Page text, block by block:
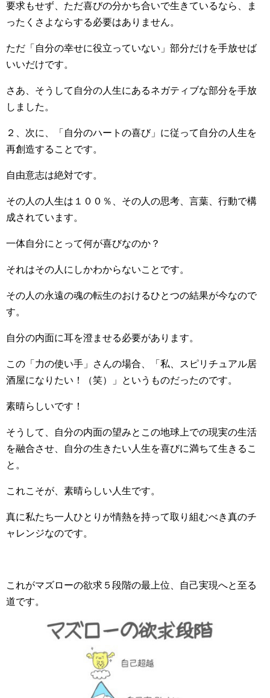
要求もせず、ただ喜びの分かち合いで生きているなら、ま
ったくさよならする必要はありません。
ただ「自分の幸せに役立っていない」部分だけを手放せば
いいだけです。
さあ、そうして自分の人生にあるネガティブな部分を手放
しました。
２、次に、「自分のハートの喜び」に従って自分の人生を
再創造することです。
自由意志は絶対です。
その人の人生は１００％、その人の思考、言葉、行動で構
成されています。
一体自分にとって何が喜びなのか？
それはその人にしかわからないことです。
その人の永遠の魂の転生のおけるひとつの結果が今なので
す。
自分の内面に耳を澄ませる必要があります。
この「力の使い手」さんの場合、「私、スピリチュアル居
酒屋になりたい！（笑）」というものだったのです。
素晴らしいです！
そうして、自分の内面の望みとこの地球上での現実の生活
を融合させ、自分の生きたい人生を喜びに満ちて生きるこ
と。
これこそが、素晴らしい人生です。
真に私たち一人ひとりが情熱を持って取り組むべき真のチ
ャレンジなのです。
これがマズローの欲求５段階の最上位、自己実現へと至る
道です。